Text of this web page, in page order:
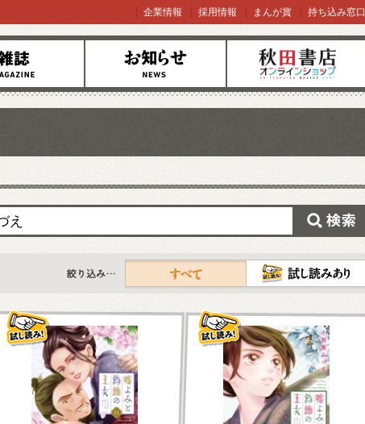
お知らせ オンラインショップ
企業情報 採用情報 まんが賞 持ち込み窓口
すべて